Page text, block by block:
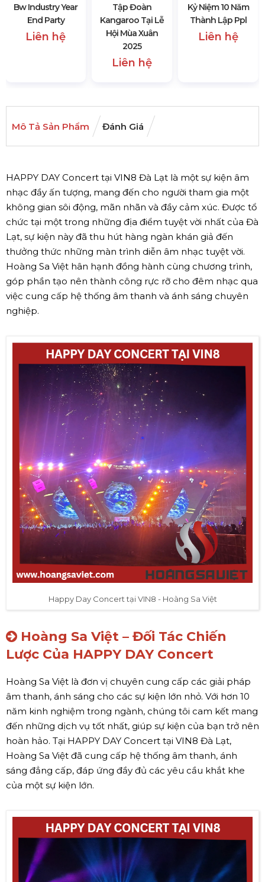
Bw Industry Year
End Party
Liên hệ
Tập Đoàn
Kangaroo Tại Lễ
Hội Mùa Xuân
2025
Liên hệ
Kỷ Niệm 10 Năm
Thành Lập Ppl
Liên hệ
Mô Tả Sản Phẩm Đánh Giá
HAPPY DAY Concert tại VIN8 Đà Lạt là một sự kiện âm
nhạc đầy ấn tượng, mang đến cho người tham gia một
không gian sôi động, mãn nhãn và đầy cảm xúc. Được tổ
chức tại một trong những địa điểm tuyệt vời nhất của Đà
Lạt, sự kiện này đã thu hút hàng ngàn khán giả đến
thưởng thức những màn trình diễn âm nhạc tuyệt vời.
Hoàng Sa Việt hân hạnh đồng hành cùng chương trình,
góp phần tạo nên thành công rực rỡ cho đêm nhạc qua
việc cung cấp hệ thống âm thanh và ánh sáng chuyên
nghiệp.
Happy Day Concert tại VIN8 - Hoàng Sa Việt
Hoàng Sa Việt – Đối Tác Chiến
Lược Của HAPPY DAY Concert
Hoàng Sa Việt là đơn vị chuyên cung cấp các giải pháp
âm thanh, ánh sáng cho các sự kiện lớn nhỏ. Với hơn 10
năm kinh nghiệm trong ngành, chúng tôi cam kết mang
đến những dịch vụ tốt nhất, giúp sự kiện của bạn trở nên
hoàn hảo. Tại HAPPY DAY Concert tại VIN8 Đà Lạt,
Hoàng Sa Việt đã cung cấp hệ thống âm thanh, ánh
sáng đẳng cấp, đáp ứng đầy đủ các yêu cầu khắt khe
của một sự kiện lớn.